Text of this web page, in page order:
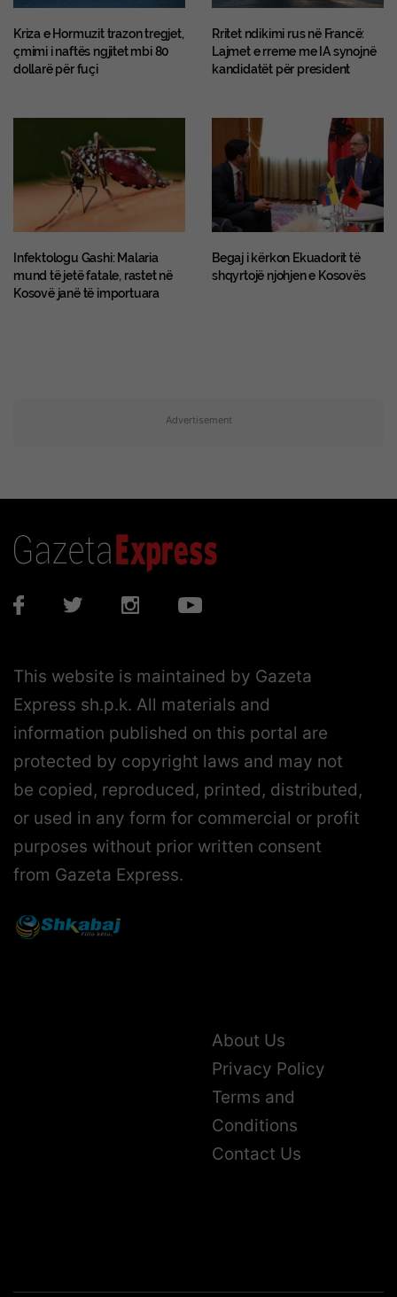
Kriza e Hormuzit trazon tregjet,
çmimi i naftës ngjitet mbi 80
dollarë për fuçi
Rritet ndikimi rus në Francë:
Lajmet e rreme me IA synojnë
kandidatët për president
​Infektologu Gashi: Malaria
mund të jetë fatale, rastet në
Kosovë janë të importuara
Begaj i kërkon Ekuadorit të
shqyrtojë njohjen e Kosovës
Advertisement
This website is maintained by Gazeta
Express sh.p.k. All materials and
information published on this portal are
protected by copyright laws and may not
be copied, reproduced, printed, distributed,
or used in any form for commercial or profit
purposes without prior written consent
from Gazeta Express.
About Us
Privacy Policy
Terms and
Conditions
Contact Us